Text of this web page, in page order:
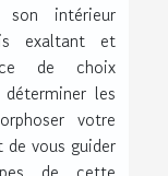
son intérieur
exaltant et
de choix
les
votre
vous guider